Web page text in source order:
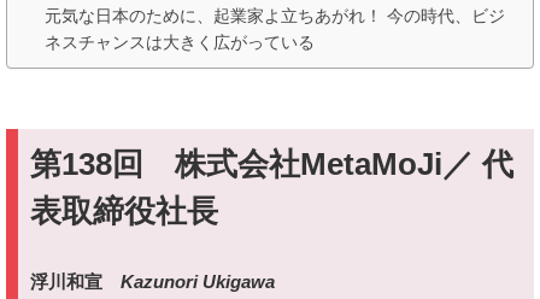
元気な日本のために、起業家よ立ちあがれ！ 今の時代、ビジ
ネスチャンスは大きく広がっている
第138回 株式会社MetaMoJi／ 代
表取締役社長
浮川和宣 Kazunori Ukigawa